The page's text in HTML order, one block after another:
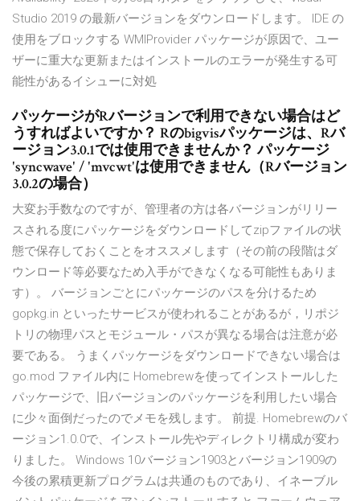
Studio 2019 の最新バージョンをダウンロードします。 IDE の
使用をブロックする WMIProvider パッケージが原因で、ユー
ザーに重大な更新またはインストールのエラーが発生する可
能性があるイシューに対処
パッケージがRバージョンで利用できない場合はど
うすればよいですか？ Rのbigvisパッケージは、Rバ
ージョン3.0.1では使用できませんか？ パッケージ
'syncwave' / 'mvcwt'は使用できません（Rバージョン
3.0.2の場合）
大変お手数なのですが、管理者の方は各バージョンがリリー
スされる度にパッケージをダウンロードしてzipファイルの状
態で保存しておくことをオススメします（その前の段階はダ
ウンロード等必要なため入手ができなくなる可能性もありま
す）。 バージョンごとにパッケージのパスを分けるため
gopkg.in といったサービスが使われることがあるが，リポジ
トリの物理パスとモジュール・パスが異なる場合は注意が必
要である。 うまくパッケージをダウンロードできない場合は
go.mod ファイル内に Homebrewを使ってインストールした
パッケージで、旧バージョンのパッケージを利用したい場合
に少々面倒だったのでメモを残します。 前提. Homebrewのバ
ージョン1.0.0で、インストール先やディレクトリ構成が変わ
りました。 Windows 10バージョン1903とバージョン1909の
今後の累積更新プログラムは共通のものであり、イネーブル